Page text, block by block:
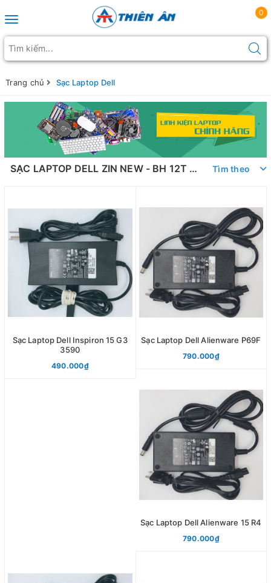
Toggle navigation
0
Trang chủ Sạc Laptop Dell
SẠC LAPTOP DELL ZIN NEW - BH 12T - 1 ĐỔI 1 Tìm theo
Sạc Laptop Dell Inspiron 15 G3
3590
490.000₫
Sạc Laptop Dell Alienware P69F
790.000₫
Sạc Laptop Dell Alienware 15 R4
790.000₫